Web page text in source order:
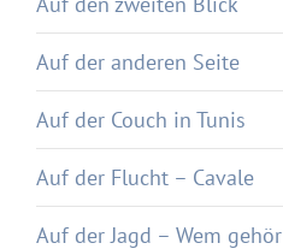
Auf der anderen Seite
Auf der Couch in Tunis
Auf der Flucht – Cavale
Auf der Jagd – Wem